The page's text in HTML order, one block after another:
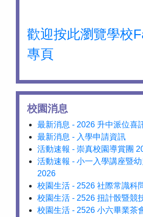
歡迎按此瀏覽學校
專頁
校園消息
最新消息 - 2026 升中派位喜
最新消息 - 入學申請資訊
活動速報 - 崇真校園導賞團
活動速報 - 小一入學講座暨
2026
校園生活 - 2526 社際常識科
校園生活 - 2526 扭計骰暨競
校園生活 - 2526 小六畢業茶